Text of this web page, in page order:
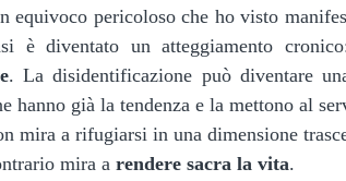
diventato un atteggiamento
. La disidentificazione può diventare
hanno già la tendenza e la mettono al
mira a rifugiarsi in una dimensione
mira a rendere sacra la vita.